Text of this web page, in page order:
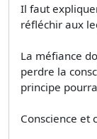
Il faut
réfléchir aux
La méfiance
perdre la
principe
Conscience et